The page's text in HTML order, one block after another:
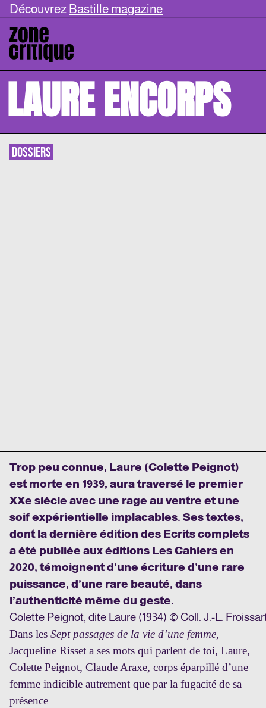
Découvrez Bastille magazine
LAURE ENCORPS
DOSSIERS
Trop peu connue, Laure (Colette Peignot)
est morte en 1939, aura traversé le premier
XXe siècle avec une rage au ventre et une
soif expérientielle implacables. Ses textes,
dont la dernière édition des Ecrits complets
a été publiée aux éditions Les Cahiers en
2020, témoignent d’une écriture d’une rare
puissance, d’une rare beauté, dans
l’authenticité même du geste.
Colette Peignot, dite Laure (1934) © Coll. J.-L.
Dans les Sept passages de la vie d’une femme,
Jacqueline Risset a ses mots qui parlent de toi, Laure,
Colette Peignot, Claude Araxe, corps éparpillé d’une
femme indicible autrement que par la fugacité de sa
présence